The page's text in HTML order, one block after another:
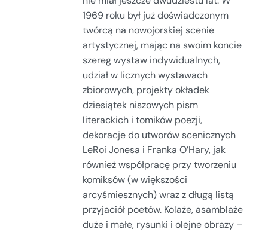
1969 roku był już doświadczonym
twórcą na nowojorskiej scenie
artystycznej, mając na swoim koncie
szereg wystaw indywidualnych,
udział w licznych wystawach
zbiorowych, projekty okładek
dziesiątek niszowych pism
literackich i tomików poezji,
dekoracje do utworów scenicznych
LeRoi Jonesa i Franka O’Hary, jak
również współpracę przy tworzeniu
komiksów (w większości
arcyśmiesznych) wraz z długą listą
przyjaciół poetów. Kolaże, asamblaże
duże i małe, rysunki i olejne obrazy –